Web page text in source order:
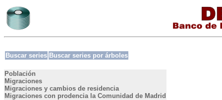
Buscar series Buscar series por árboles
Población
Migraciones
Migraciones y cambios de residencia
Migraciones con prodencia la Comunidad de Madrid